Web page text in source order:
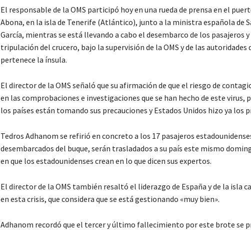
El responsable de la OMS participó hoy en una rueda de prensa en el
Abona, en la isla de Tenerife (Atlántico), junto a la ministra española de
García, mientras se está llevando a cabo el desembarco de los pasajeros
tripulación del crucero, bajo la supervisión de la OMS y de las autoridades
pertenece la ínsula.
El director de la OMS señaló que su afirmación de que el riesgo de
en las comprobaciones e investigaciones que se han hecho de este virus,
los países están tomando sus precauciones y Estados Unidos hizo ya los
Tedros Adhanom se refirió en concreto a los 17 pasajeros
desembarcados del buque, serán trasladados a su país este mismo
en que los estadounidenses crean en lo que dicen sus expertos.
El director de la OMS también resaltó el liderazgo de España y de la isla
en esta crisis, que considera que se está gestionando «muy bien».
Adhanom recordó que el tercer y último fallecimiento por este brote se